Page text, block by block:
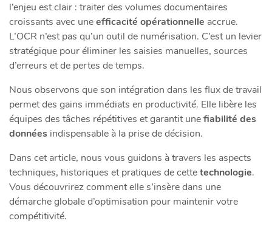
l’enjeu est clair : traiter des volumes documentaires
croissants avec uneefficacité opérationnelle accrue.
L’OCR n’est pas qu’un outil de numérisation. C’est un levier
stratégique pour éliminer les saisies manuelles, sources
d’erreurs et de pertes de temps.
Nous observons que son intégration dans les flux de travail
permet des gains immédiats en productivité. Elle libère les
équipes des tâches répétitives et garantit unefiabilité des
données indispensable à la prise de décision.
Dans cet article, nous vous guidons à travers les aspects
techniques, historiques et pratiques de cettetechnologie.
Vous découvrirez comment elle s’insère dans une
démarche globale d’optimisation pour maintenir votre
compétitivité.